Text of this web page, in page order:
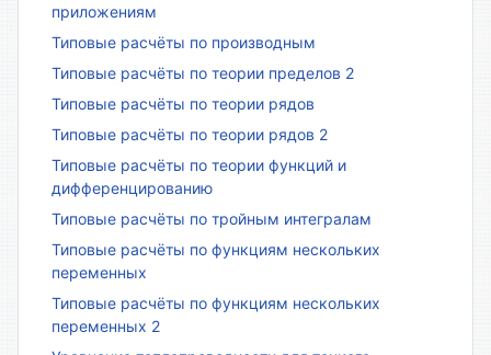
приложениям
Типовые расчёты по производным
Типовые расчёты по теории пределов 2
Типовые расчёты по теории рядов
Типовые расчёты по теории рядов 2
Типовые расчёты по теории функций и
дифференцированию
Типовые расчёты по тройным интегралам
Типовые расчёты по функциям нескольких
переменных
Типовые расчёты по функциям нескольких
переменных 2